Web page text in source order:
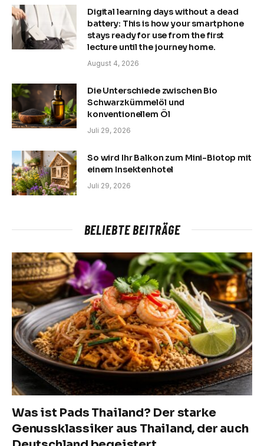
Digital learning days without a dead
battery: This is how your smartphone
stays ready for use from the first
lecture until the journey home.
August 4, 2026
Die Unterschiede zwischen Bio
Schwarzkümmelöl und
konventionellem Öl
Juli 29, 2026
So wird Ihr Balkon zum Mini-Biotop mit
einem Insektenhotel
Juli 29, 2026
BELIEBTE BEITRÄGE
Was ist Pads Thailand? Der starke
Genussklassiker aus Thailand, der auch